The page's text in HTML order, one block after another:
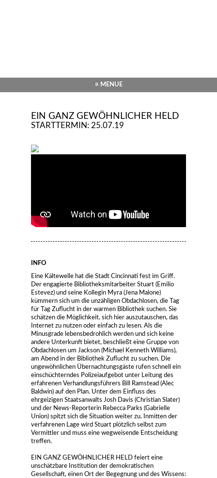
≡ MENUE
EIN GANZ GEWÖHNLICHER HELD
STARTTERMIN: 25.07.19
INFO
Eine Kältewelle hat die Stadt Cincinnati fest im Griff.
Der engagierte Bibliotheksmitarbeiter Stuart (Emilio
Estevez) und seine Kollegin Myra (Jena Malone)
kümmern sich um die unzähligen Obdachlosen, die Tag
für Tag Zuflucht in der warmen Bibliothek suchen. Sie
schätzen die Möglichkeit, sich hier auszutauschen, das
Internet zu nutzen oder einfach zu lesen. Als die
Minusgrade lebensbedrohlich werden und sich keine
andere Unterkunft bietet, beschließt eine Gruppe von
Obdachlosen um Jackson (Michael Kenneth Williams),
am Abend in der Bibliothek Zuflucht zu suchen. Die
ungewöhnlichen Übernachtungsgäste rufen schnell ein
einschüchterndes Polizeiaufgebot unter Leitung des
erfahrenen Verhandlungsführers Bill Ramstead (Alec
Baldwin) auf den Plan. Unter dem Einfluss des
ehrgeizigen Staatsanwalts Josh Davis (Christian Slater)
und der News-Reporterin Rebecca Parks (Gabrielle
Union) spitzt sich die Situation weiter zu. Inmitten der
verfahrenen Lage wird Stuart plötzlich selbst zum
Vermittler und muss eine wegweisende Entscheidung
treffen.
EIN GANZ GEWÖHNLICHER HELD feiert eine
unschätzbare Institution der demokratischen
Gesellschaft, einen Ort der Begegnung und des Wissens: